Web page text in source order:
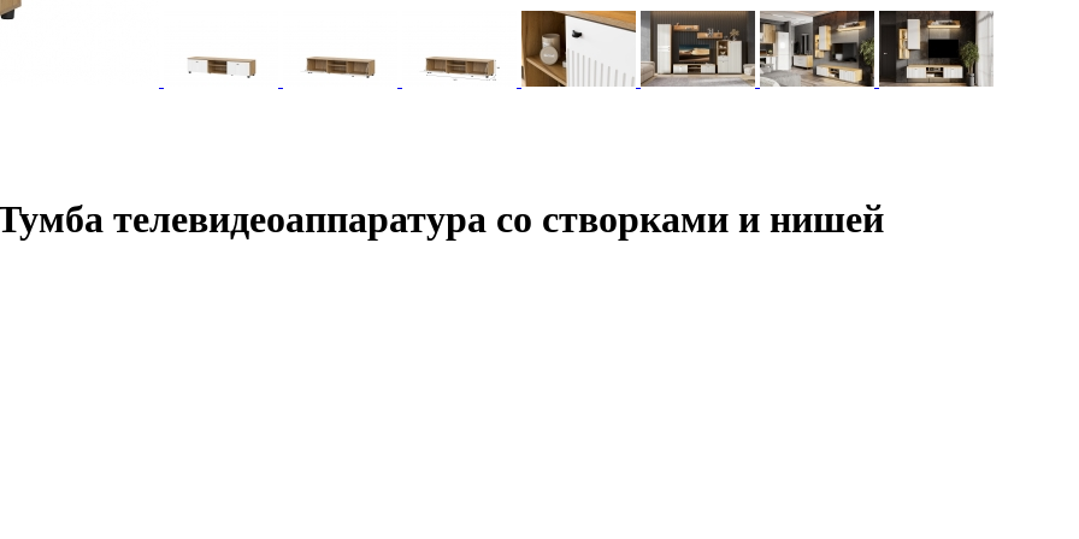
телевидеоаппаратура со створками и нишей